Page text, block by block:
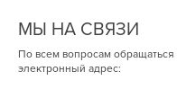
МЫ НА СВЯЗИ
По всем вопросам обращаться
электронный адрес: